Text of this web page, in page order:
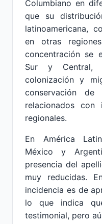
Columbiano en
que su
latinoamericana,
en otras
concentración se
Sur y Central,
colonización y
conservación
relacionados con
regionales.
En América
México y
presencia del
muy reducidas.
incidencia es de
lo que indica
testimonial, pero